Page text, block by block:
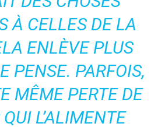
À CELLES DE LA
ENLÈVE PLUS
PENSE. PARFOIS,
MÊME PERTE DE
L’ALIMENTE